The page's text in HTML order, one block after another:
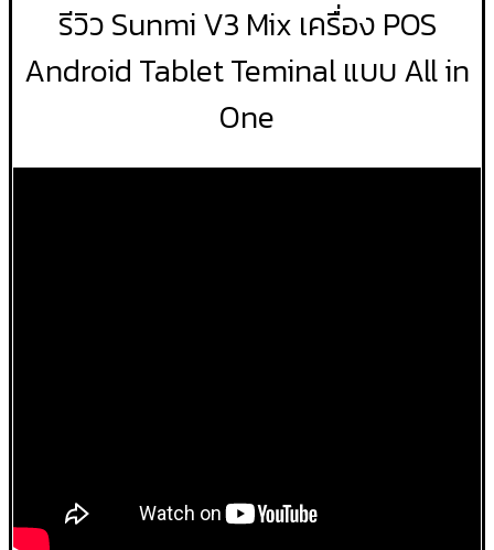
รีวิว Sunmi V3 Mix เครื่อง POS
Android Tablet Teminal แบบ All in
One